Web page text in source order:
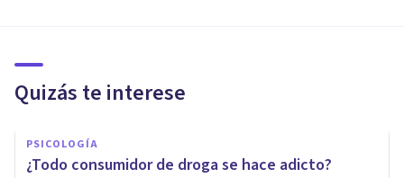
Quizás te interese
PSICOLOGÍA
¿Todo consumidor de droga se hace adicto?